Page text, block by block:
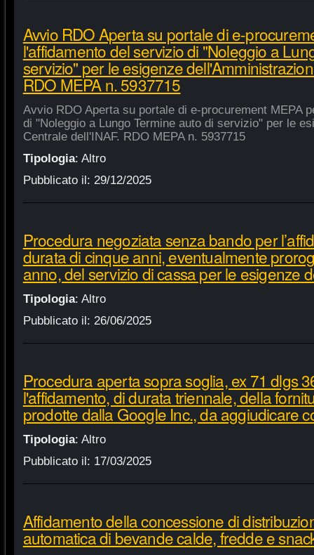
Avvio RDO Aperta su portale di e-
l'affidamento del servizio di "Noleggio a
servizio" per le esigenze
RDO MEPA n. 5937715
Avvio RDO Aperta su portale di e-procurement MEPA
di "Noleggio a Lungo Termine auto di servizio" per le
Centrale dell'INAF. RDO MEPA n. 5937715
Tipologia: Altro
Pubblicato il: 29/12/2025
Procedura negoziata senza bando per
durata di cinque anni, eventualmente
anno, del servizio di cassa per le esigenze
Tipologia: Altro
Pubblicato il: 26/06/2025
Procedura aperta sopra soglia, ex 71 dlgs
l'affidamento, di durata triennale, della
prodotte dalla Google Inc., da aggiudicare
Tipologia: Altro
Pubblicato il: 17/03/2025
Affidamento della concessione di
automatica di bevande calde, fredde e